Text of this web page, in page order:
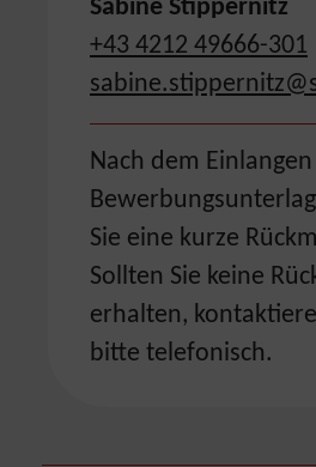
Sabine Stippernitz
+43 4212 49666-301
Nach dem
Sie eine kurze
Sollten Sie keine
erhalten,
bitte telefonisch.